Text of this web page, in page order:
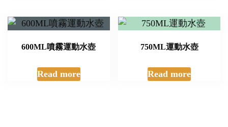
600ML噴霧運動水壺
Read more
750ML運動水壺
Read more